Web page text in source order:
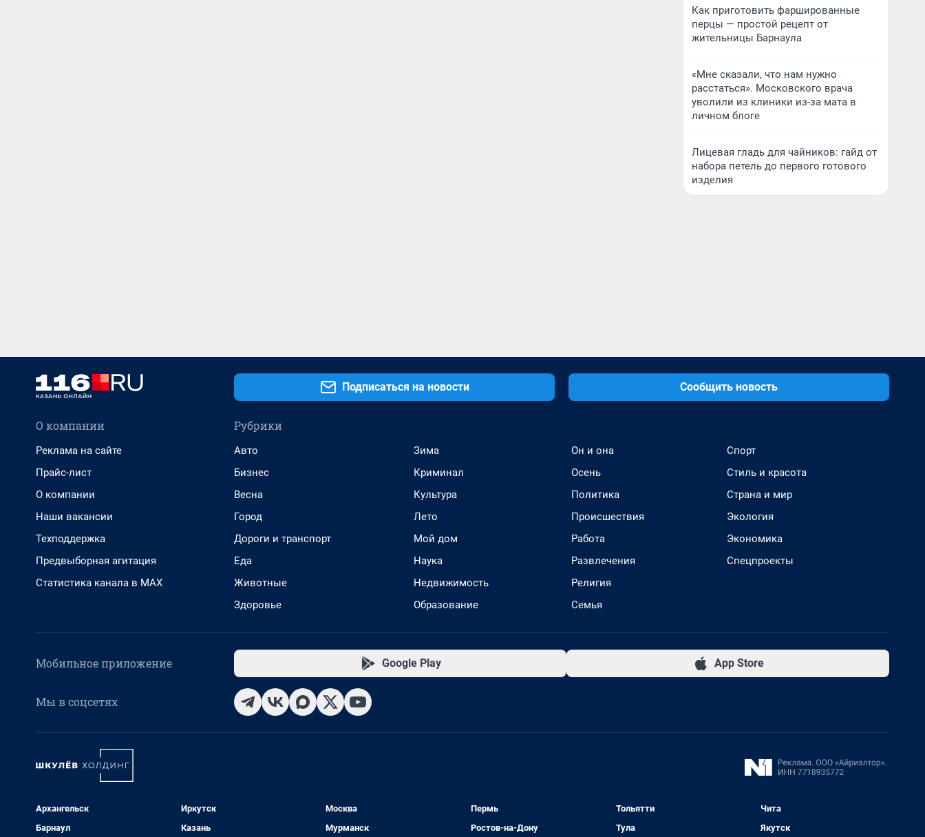
Как приготовить фаршированные
перцы — простой рецепт от
жительницы Барнаула
«Мне сказали, что нам нужно
расстаться». Московского врача
уволили из клиники из-за мата в
личном блоге
Лицевая гладь для чайников: гайд от
набора петель до первого готового
изделия
Подписаться на новости Сообщить новость
О компании
Реклама на сайте
Прайс-лист
О компании
Наши вакансии
Техподдержка
Предвыборная агитация
Статистика канала в MAX
Рубрики
Авто
Бизнес
Весна
Город
Дороги и транспорт
Еда
Животные
Здоровье
Зима
Криминал
Культура
Лето
Мой дом
Наука
Недвижимость
Образование
Он и она
Осень
Политика
Происшествия
Работа
Развлечения
Религия
Семья
Спорт
Стиль и красота
Страна и мир
Экология
Экономика
Спецпроекты
Мобильное приложение Google Play App Store
Мы в соцсетях
Архангельск
Барнаул
Иркутск
Казань
Москва
Мурманск
Пермь
Ростов-на-Дону
Тольятти
Тула
Чита
Якутск